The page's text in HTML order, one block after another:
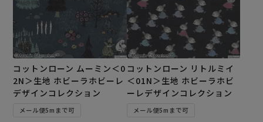
コットンローン ムーミン＜0
2N＞生地 ホビーラホビーレ
デザインコレクション
メール便5mまで可
コットンローン リトルミイ
＜01N＞生地 ホビーラホビ
ーレデザインコレクション
メール便5mまで可